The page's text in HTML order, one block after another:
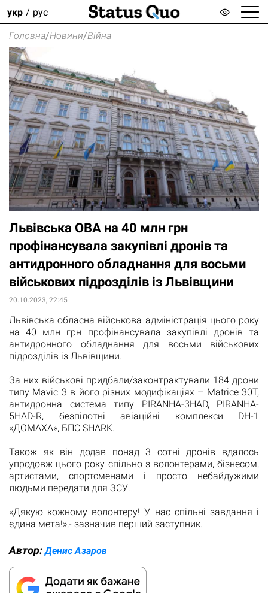
укр рус
Головна/Новини/Війна
Львівська ОВА на 40 млн грн
профінансувала закупівлі дронів та
антидронного обладнання для восьми
військових підрозділів із Львівщини
20.10.2023, 22:45
Львівська обласна військова адміністрація цього року
на 40 млн грн профінансувала закупівлі дронів та
антидронного обладнання для восьми військових
підрозділів із Львівщини.
За них військові придбали/законтрактували 184 дрони
типу Mavic 3 в його різних модифікаціях – Matrice 30T,
антидронна система типу PIRANHA-3HAD, PIRANHA-
5HAD-R, безпілотні авіаційні комплекси DH-1
«ДОМАХА», БПС SHARK.
Також як він додав понад 3 сотні дронів вдалось
упродовж цього року спільно з волонтерами, бізнесом,
артистами, спортсменами і просто небайдужими
людьми передати для ЗСУ.
«Дякую кожному волонтеру! У нас спільні завдання і
єдина мета!»,- зазначив перший заступник.
Автор:Денис Азаров